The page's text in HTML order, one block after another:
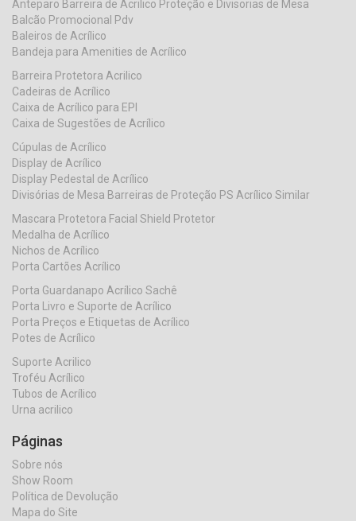
Anteparo Barreira de Acrilico Proteção e Divisorias de Mesa
Balcão Promocional Pdv
Baleiros de Acrílico
Bandeja para Amenities de Acrílico
Barreira Protetora Acrilico
Cadeiras de Acrílico
Caixa de Acrílico para EPI
Caixa de Sugestões de Acrílico
Cúpulas de Acrílico
Display de Acrílico
Display Pedestal de Acrílico
Divisórias de Mesa Barreiras de Proteção PS Acrílico Similar
Mascara Protetora Facial Shield Protetor
Medalha de Acrílico
Nichos de Acrílico
Porta Cartões Acrílico
Porta Guardanapo Acrílico Sachê
Porta Livro e Suporte de Acrílico
Porta Preços e Etiquetas de Acrílico
Potes de Acrílico
Suporte Acrilico
Troféu Acrílico
Tubos de Acrílico
Urna acrilico
Páginas
Sobre nós
Show Room
Política de Devolução
Mapa do Site